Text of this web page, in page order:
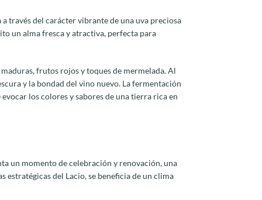
través del carácter vibrante de una uva preciosa
un alma fresca y atractiva, perfecta para
frutos rojos y toques de mermelada. Al
y la bondad del vino nuevo. La fermentación
los colores y sabores de una tierra rica en
un momento de celebración y renovación, una
estratégicas del Lacio, se beneficia de un clima